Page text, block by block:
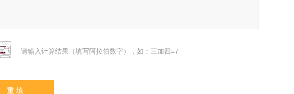
请输入计算结果（填写阿拉伯数字），如：三加四=7